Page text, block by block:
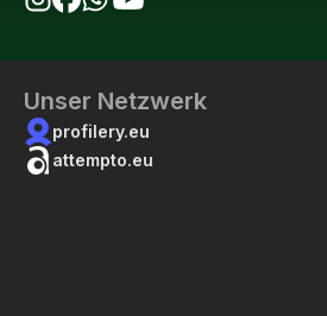
Unser Netzwerk
profilery.eu
attempto.eu